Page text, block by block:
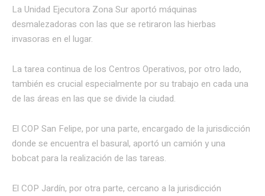
La Unidad Ejecutora Zona Sur aportó máquinas
desmalezadoras con las que se retiraron las hierbas
invasoras en el lugar.
La tarea continua de los Centros Operativos, por otro lado,
también es crucial especialmente por su trabajo en cada una
de las áreas en las que se divide la ciudad.
El COP San Felipe, por una parte, encargado de la jurisdicción
donde se encuentra el basural, aportó un camión y una
bobcat para la realización de las tareas.
El COP Jardín, por otra parte, cercano a la jurisdicción